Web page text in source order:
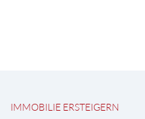
IMMOBILIE ERSTEIGERN